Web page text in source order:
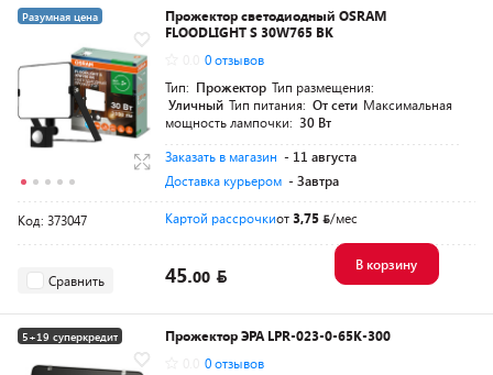
Разумная цена
Прожектор светодиодный OSRAM
FLOODLIGHT S 30W765 BK
0 отзывов
Тип: Прожектор Тип размещения:
Уличный Тип питания: От сети Максимальная
мощность лампочки: 30 Вт
Заказать в магазин - 11 августа
Доставка курьером - Завтра
Код: 373047 Картой рассрочкиот3,75 /мес
Сравнить 45.00
В корзину
5+19 суперкредит
Разумная цена
Прожектор ЭРА LPR-023-0-65K-300
0 отзывов